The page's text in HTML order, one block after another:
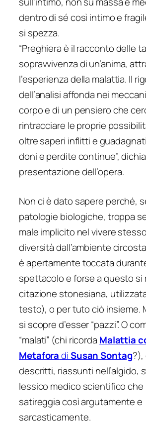
dentro di sé così intimo e
si spezza.
“Preghiera è il racconto delle
sopravvivenza di un’anima,
l’esperienza della malattia. Il
dell’analisi affonda nei
corpo e di un pensiero che
rintracciare le proprie
oltre saperi inflitti e
doni e perdite continue”,
presentazione dell’opera.
Non ci è dato sapere perché,
patologie biologiche, troppa
male implicito nel vivere
diversità dall’ambiente
è apertamente toccata
spettacolo e forse a questo si
citazione stonesiana,
testo), o per tuto ciò insieme.
si scopre d’esser “pazzi”. O
“malati” (chi ricorda Malattia
MetaforadiSusan Sontag?),
descritti, riassunti nell’algido,
lessico medico scientifico
satireggia così argutamente e
sarcasticamente.